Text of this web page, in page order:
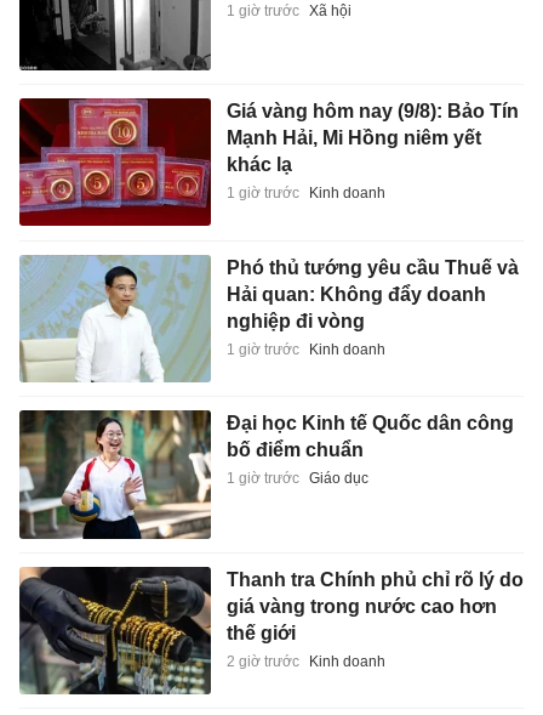
1 giờ trước Xã hội
Giá vàng hôm nay (9/8): Bảo Tín
Mạnh Hải, Mi Hồng niêm yết
khác lạ
1 giờ trước Kinh doanh
Phó thủ tướng yêu cầu Thuế và
Hải quan: Không đẩy doanh
nghiệp đi vòng
1 giờ trước Kinh doanh
Đại học Kinh tế Quốc dân công
bố điểm chuẩn
1 giờ trước Giáo dục
Thanh tra Chính phủ chỉ rõ lý do
giá vàng trong nước cao hơn
thế giới
2 giờ trước Kinh doanh